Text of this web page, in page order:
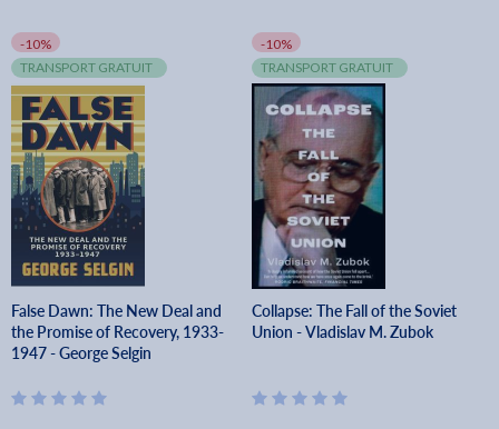
-10%
TRANSPORT GRATUIT
False Dawn: The New Deal and
the Promise of Recovery, 1933-
1947 - George Selgin
-10%
TRANSPORT GRATUIT
Collapse: The Fall of the Soviet
Union - Vladislav M. Zubok